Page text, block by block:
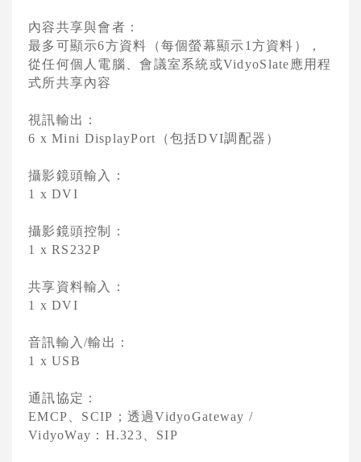
內容共享與會者：
最多可顯示6方資料（每個螢幕顯示1方資料），
從任何個人電腦、會議室系統或VidyoSlate應用程
式所共享內容
視訊輸出：
6 x Mini DisplayPort （包括DVI調配器）
攝影鏡頭輸入：
1 x DVI
攝影鏡頭控制：
1 x RS232P
共享資料輸入：
1 x DVI
音訊輸入/輸出：
1 x USB
通訊協定：
EMCP、 SCIP ；透過VidyoGateway /
VidyoWay ： H.323、 SIP